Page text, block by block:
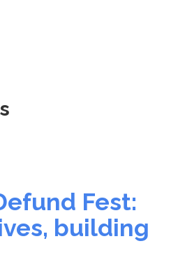
Fest:
building